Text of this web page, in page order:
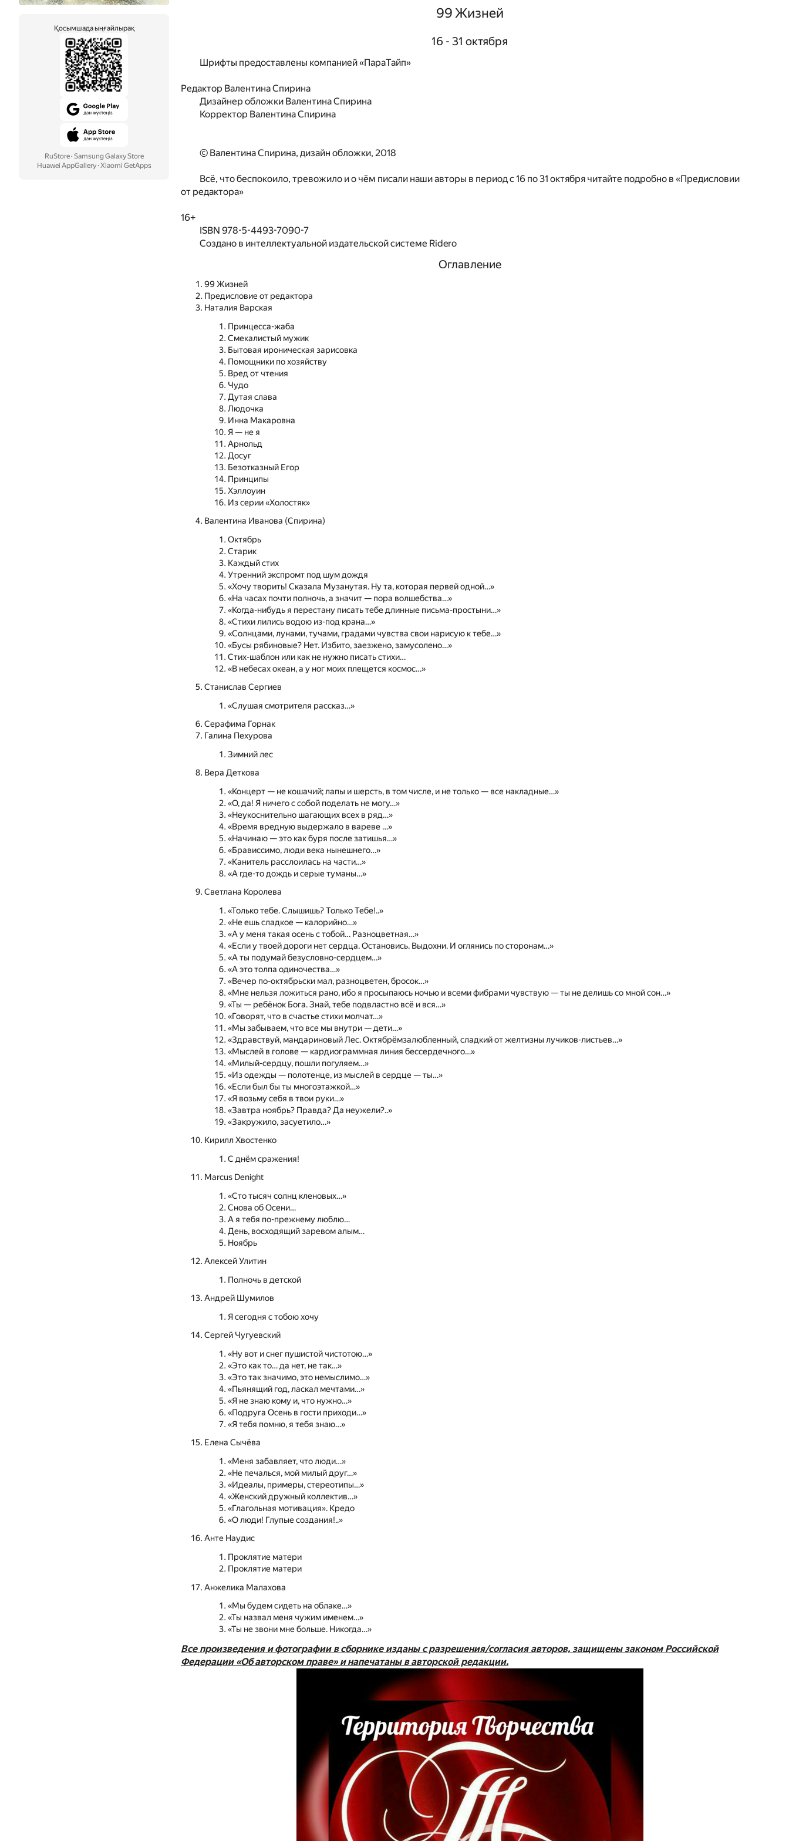
Қосымшада ыңғайлырақ
RuStore· Samsung Galaxy Store
Huawei AppGallery· Xiaomi GetApps
99 Жизней
16 - 31 октября
Шрифты предоставлены компанией «ПараТайп»
Редактор Валентина Спирина
Дизайнер обложки Валентина Спирина
Корректор Валентина Спирина
© Валентина Спирина, дизайн обложки, 2018
Всё, что беспокоило, тревожило и о чём писали наши авторы в период с 16 по 31 октября читайте подробно в «Предисловии
от редактора»
16+
ISBN 978-5-4493-7090-7
Создано в интеллектуальной издательской системе Ridero
Оглавление
99 Жизней
Предисловие от редактора
Наталия Варская
Принцесса-жаба
Смекалистый мужик
Бытовая ироническая зарисовка
Помощники по хозяйству
Вред от чтения
Чудо
Дутая слава
Людочка
Инна Макаровна
Я — не я
Арнольд
Досуг
Безотказный Егор
Принципы
Хэллоуин
Из серии «Холостяк»
Валентина Иванова (Спирина)
Октябрь
Старик
Каждый стих
Утренний экспромт под шум дождя
«Хочу творить! Сказала Музанутая. Ну та, которая первей одной…»
«На часах почти полночь, а значит — пора волшебства…»
«Когда-нибудь я перестану писать тебе длинные письма-простыни…»
«Стихи лились водою из-под крана…»
«Солнцами, лунами, тучами, градами чувства свои нарисую к тебе…»
«Бусы рябиновые? Нет. Избито, заезжено, замусолено…»
Стих-шаблон или как не нужно писать стихи…
«В небесах океан, а у ног моих плещется космос…»
Станислав Сергиев
«Слушая смотрителя рассказ…»
Серафима Горнак
Галина Пехурова
Зимний лес
Вера Деткова
«Концерт — не кошачий; лапы и шерсть, в том числе, и не только — все накладные…»
«О, да! Я ничего с собой поделать не могу…»
«Неукоснительно шагающих всех в ряд…»
«Время вредную выдержало в вареве …»
«Начинаю — это как буря после затишья…»
«Брависсимо, люди века нынешнего…»
«Канитель расслоилась на части…»
«А где-то дождь и серые туманы…»
Светлана Королева
«Только тебе. Слышишь? Только Тебе!..»
«Не ешь сладкое — калорийно…»
«А у меня такая осень с тобой… Разноцветная…»
«Если у твоей дороги нет сердца. Остановись. Выдохни. И оглянись по сторонам…»
«А ты подумай безусловно-сердцем…»
«А это толпа одиночества…»
«Вечер по-октябрьски мал, разноцветен, бросок…»
«Мне нельзя ложиться рано, ибо я просыпаюсь ночью и всеми фибрами чувствую — ты не делишь со мной сон…»
«Ты — ребёнок Бога. Знай, тебе подвластно всё и вся…»
«Говорят, что в счастье стихи молчат…»
«Мы забываем, что все мы внутри — дети…»
«Здравствуй, мандариновый Лес. Октябрёмзалюбленный, сладкий от желтизны лучиков-листьев…»
«Мыслей в голове — кардиограммная линия бессердечного…»
«Милый-сердцу, пошли погуляем…»
«Из одежды — полотенце, из мыслей в сердце — ты…»
«Если был бы ты многоэтажкой…»
«Я возьму себя в твои руки…»
«Завтра ноябрь? Правда? Да неужели?..»
«Закружило, засуетило…»
Кирилл Хвостенко
С днём сражения!
Marcus Denight
«Сто тысяч солнц кленовых…»
Снова об Осени…
А я тебя по-прежнему люблю…
День, восходящий заревом алым…
Ноябрь
Алексей Улитин
Полночь в детской
Андрей Шумилов
Я сегодня с тобою хочу
Сергей Чугуевский
«Ну вот и снег пушистой чистотою…»
«Это как то… да нет, не так…»
«Это так значимо, это немыслимо…»
«Пьянящий год, ласкал мечтами…»
«Я не знаю кому и, что нужно…»
«Подруга Осень в гости приходи…»
«Я тебя помню, я тебя знаю…»
Елена Сычёва
«Меня забавляет, что люди…»
«Не печалься, мой милый друг…»
«Идеалы, примеры, стереотипы…»
«Женский дружный коллектив…»
«Глагольная мотивация». Кредо
«О люди! Глупые создания!..»
Анте Наудис
Проклятие матери
Проклятие матери
Анжелика Малахова
«Мы будем сидеть на облаке…»
«Ты назвал меня чужим именем…»
«Ты не звони мне больше. Никогда…»
Все произведения и фотографии в сборнике изданы с разрешения/согласия авторов, защищены законом Российской
Федерации «Об авторском праве» и напечатаны в авторской редакции.